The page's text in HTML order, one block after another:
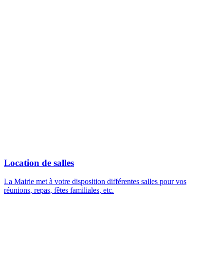
Location de salles
La Mairie met à votre disposition différentes salles pour vos
réunions, repas, fêtes familiales, etc.